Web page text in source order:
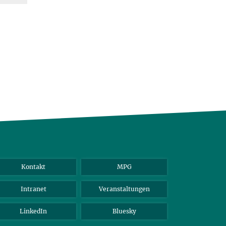
Kontakt MPG
Intranet Veranstaltungen
LinkedIn Bluesky